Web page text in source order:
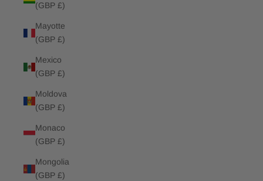
(GBP £)
Mayotte
(GBP £)
Mexico
(GBP £)
Moldova
(GBP £)
Monaco
(GBP £)
Mongolia
(GBP £)